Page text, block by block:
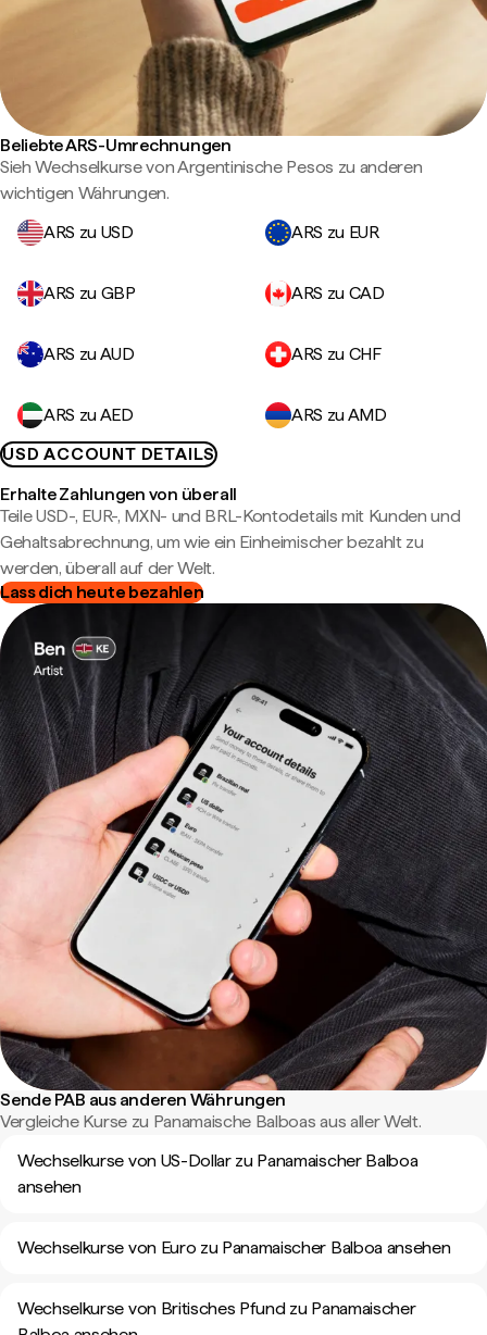
Beliebte ARS-Umrechnungen
Sieh Wechselkurse von Argentinische Pesos zu anderen
wichtigen Währungen.
ARS zu USD
ARS zu EUR
ARS zu GBP ARS zu CAD
ARS zu AUD ARS zu CHF
ARS zu AED
ARS zu AMD
USD ACCOUNT DETAILS
Erhalte Zahlungen von überall
Teile USD-, EUR-, MXN- und BRL-Kontodetails mit Kunden und
Gehaltsabrechnung, um wie ein Einheimischer bezahlt zu
werden, überall auf der Welt.
Lass dich heute bezahlen
Sende PAB aus anderen Währungen
Vergleiche Kurse zu Panamaische Balboas aus aller Welt.
Wechselkurse von US-Dollar zu Panamaischer Balboa
ansehen
Wechselkurse von Euro zu Panamaischer Balboa ansehen
Wechselkurse von Britisches Pfund zu Panamaischer